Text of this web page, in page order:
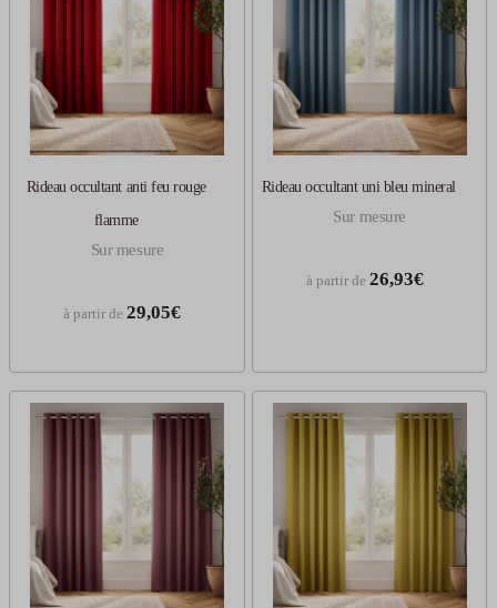
Rideau occultant anti feu rouge
flamme
Sur mesure
à partir de 29,05€
Rideau occultant uni bleu mineral
Sur mesure
à partir de 26,93€